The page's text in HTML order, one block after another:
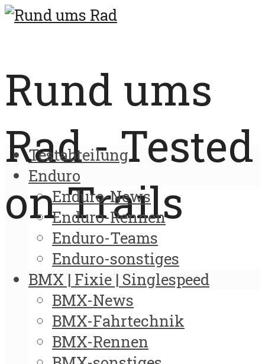
Rund ums
Rad - Tested
on Trails
Testabteilung
Enduro
Enduro-News
Enduro-Rennen
Enduro-Teams
Enduro-sonstiges
BMX | Fixie | Singlespeed
BMX-News
BMX-Fahrtechnik
BMX-Rennen